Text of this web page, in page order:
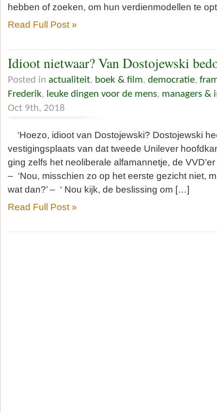
hebben of zoeken, om hun verdienmodellen te
Read Full Post »
Idioot nietwaar? Van Dostojewski
Posted in actualiteit, boek & film, democratie,
Frederik, leuke dingen voor de mens, managers &
Oct 9th, 2018
‘Hoezo, idioot van Dostojewski? Dostojewski
vestigingsplaats van dat tweede Unilever
ging zelfs het neoliberale alfamannetje, de VVD’er
– ‘Nou, misschien zo op het eerste gezicht niet,
wat dan?’ – ‘ Nou kijk, de beslissing om […]
Read Full Post »